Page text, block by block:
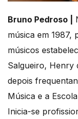
Bruno Pedroso |
música em 1987,
músicos
Salgueiro, Henry
depois
Música e a
Inicia-se